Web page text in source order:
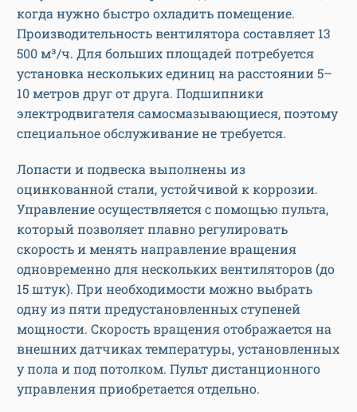
когда нужно быстро охладить помещение.
Производительность вентилятора составляет 13
500 м³/ч. Для больших площадей потребуется
установка нескольких единиц на расстоянии 5–
10 метров друг от друга. Подшипники
электродвигателя самосмазывающиеся, поэтому
специальное обслуживание не требуется.
Лопасти и подвеска выполнены из
оцинкованной стали, устойчивой к коррозии.
Управление осуществляется с помощью пульта,
который позволяет плавно регулировать
скорость и менять направление вращения
одновременно для нескольких вентиляторов (до
15 штук). При необходимости можно выбрать
одну из пяти предустановленных ступеней
мощности. Скорость вращения отображается на
внешних датчиках температуры, установленных
у пола и под потолком. Пульт дистанционного
управления приобретается отдельно.